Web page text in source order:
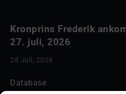
Kronprins Frederik
27. juli, 2026
28 Juli, 2026
Database